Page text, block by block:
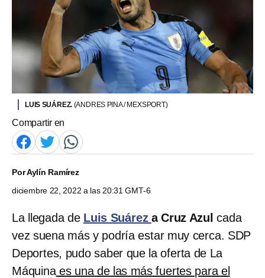
LUIS SUÁREZ. (ANDRES PINA / MEXSPORT)
Compartir en
PorAylín Ramírez
diciembre 22, 2022 a las 20:31 GMT-6
La llegada de Luis Suárez a Cruz Azul cada
vez suena más y podría estar muy cerca. SDP
Deportes, pudo saber que la oferta de La
Máquinaes una de las más fuertes para el